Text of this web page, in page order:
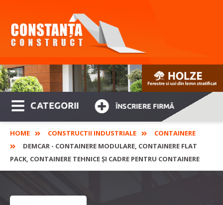
CATEGORII ÎNSCRIERE FIRMĂ
HOME CONSTRUCTII INDUSTRIALE
CONTAINERE
DEMCAR - CONTAINERE MODULARE, CONTAINERE FLAT
PACK, CONTAINERE TEHNICE ȘI CADRE PENTRU CONTAINERE